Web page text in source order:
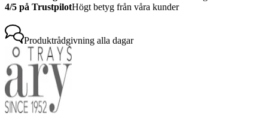
4/5 på TrustpilotHögt betyg från våra kunder
Produktrådgivning alla dagar